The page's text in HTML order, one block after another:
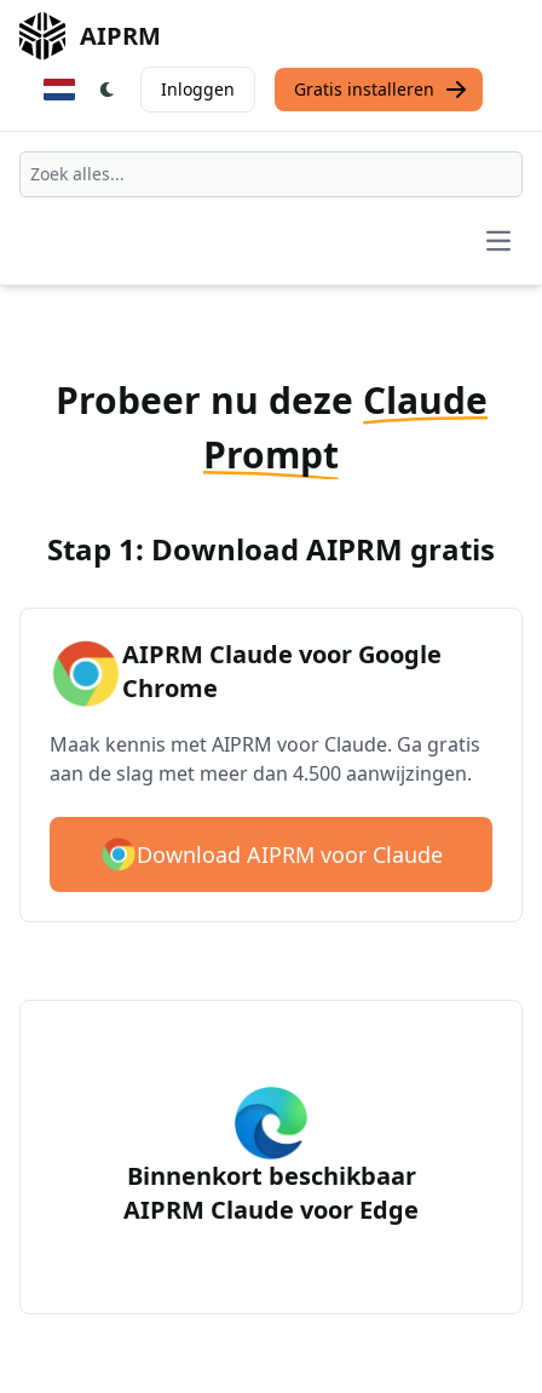
AIPRM
Inloggen Gratis installeren
Probeer nu deze Claude
Prompt
Stap 1: Download AIPRM gratis
AIPRM Claude voor Google
Chrome
Maak kennis met AIPRM voor Claude. Ga gratis
aan de slag met meer dan 4.500 aanwijzingen.
Download AIPRM voor Claude
Binnenkort beschikbaar
AIPRM Claude voor Edge